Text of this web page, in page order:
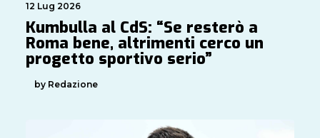
12 Lug 2026
Kumbulla al CdS: “Se resterò a
Roma bene, altrimenti cerco un
progetto sportivo serio”
by Redazione